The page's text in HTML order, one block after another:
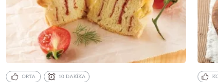
ORTA 10 DAKİKA